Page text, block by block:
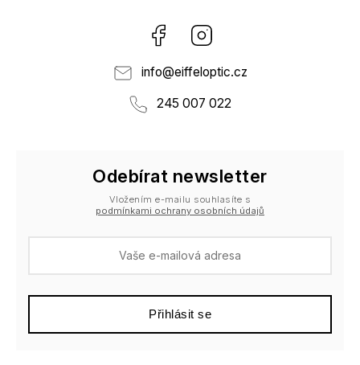
Facebook
info@eiffeloptic.cz
245 007 022
Odebírat newsletter
Vložením e-mailu souhlasíte s
podmínkami ochrany osobních údajů
Přihlásit se